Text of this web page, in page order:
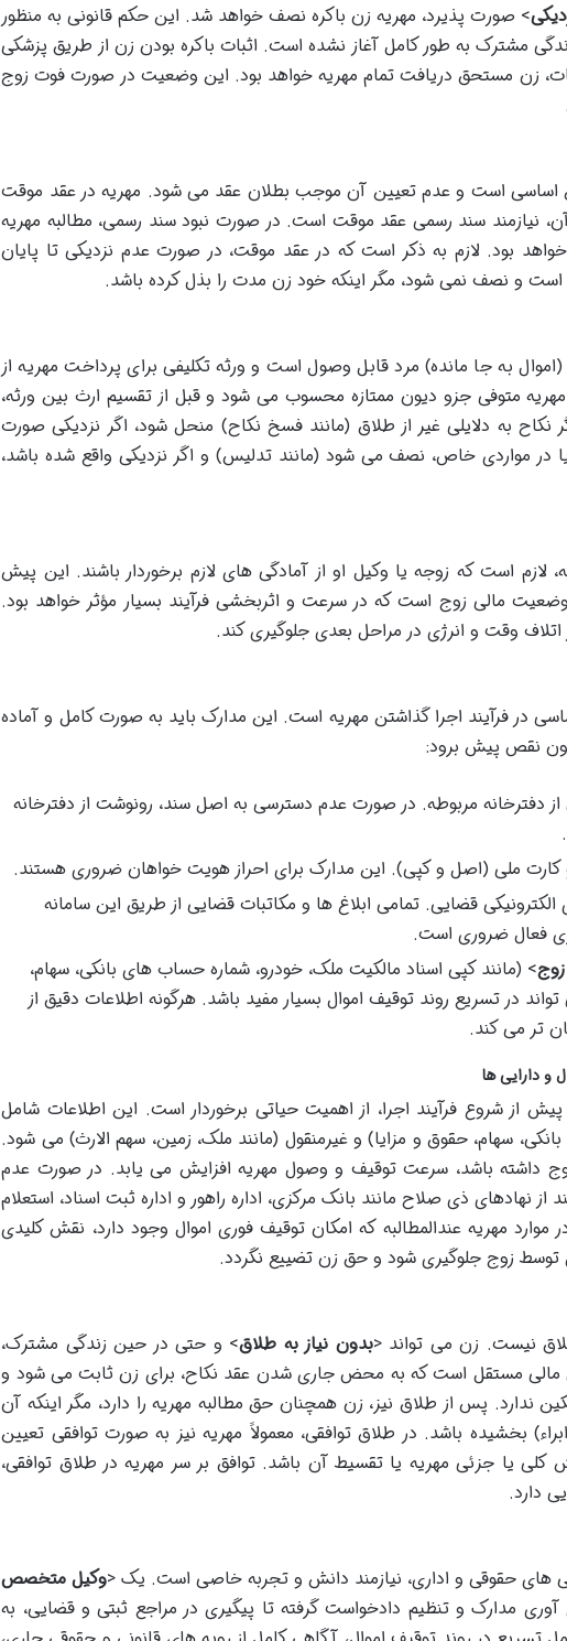
> صورت پذیرد، مهریه زن باکره نصف خواهد شد. این حکم قانونی به منظور
مشترک به طور کامل آغاز نشده است. اثبات باکره بودن زن از طریق پزشکی
زن مستحق دریافت تمام مهریه خواهد بود. این وضعیت در صورت فوت زوج
اساسی است و عدم تعیین آن موجب بطلان عقد می شود. مهریه در عقد موقت
آن، نیازمند سند رسمی عقد موقت است. در صورت نبود سند رسمی، مطالبه مهریه
خواهد بود. لازم به ذکر است که در عقد موقت، در صورت عدم نزدیکی تا پایان
و نصف نمی شود، مگر اینکه خود زن مدت را بذل کرده باشد.
به جا مانده) مرد قابل وصول است و ورثه تکلیفی برای پرداخت مهریه از
متوفی جزو دیون ممتازه محسوب می شود و قبل از تقسیم ارث بین ورثه،
نکاح به دلایلی غیر از طلاق (مانند فسخ نکاح) منحل شود، اگر نزدیکی صورت
در مواردی خاص، نصف می شود (مانند تدلیس) و اگر نزدیکی واقع شده باشد،
لازم است که زوجه یا وکیل او از آمادگی های لازم برخوردار باشند. این پیش
مالی زوج است که در سرعت و اثربخشی فرآیند بسیار مؤثر خواهد بود.
وقت و انرژی در مراحل بعدی جلوگیری کند.
در فرآیند اجرا گذاشتن مهریه است. این مدارک باید به صورت کامل و آماده
نقص پیش برود:
از دفترخانه مربوطه. در صورت عدم دسترسی به اصل سند، رونوشت از دفترخانه
کارت ملی (اصل و کپی). این مدارک برای احراز هویت خواهان ضروری هستند.
قضایی. تمامی ابلاغ ها و مکاتبات قضایی از طریق این سامانه
فعال ضروری است.
> (مانند کپی اسناد مالکیت ملک، خودرو، شماره حساب های بانکی، سهام،
در تسریع روند توقیف اموال بسیار مفید باشد. هرگونه اطلاعات دقیق از
تر می کند.
از شروع فرآیند اجرا، از اهمیت حیاتی برخوردار است. این اطلاعات شامل
سهام، حقوق و مزایا) و غیرمنقول (مانند ملک، زمین، سهم الارث) می شود.
داشته باشد، سرعت توقیف و وصول مهریه افزایش می یابد. در صورت عدم
نهادهای ذی صلاح مانند بانک مرکزی، اداره راهور و اداره ثبت اسناد، استعلام
موارد مهریه عندالمطالبه که امکان توقیف فوری اموال وجود دارد، نقش کلیدی
توسط زوج جلوگیری شود و حق زن تضییع نگردد.
نیست. زن می تواند <بدون نیاز به طلاق> و حتی در حین زندگی مشترک،
مالی مستقل است که به محض جاری شدن عقد نکاح، برای زن ثابت می شود و
ندارد. پس از طلاق نیز، زن همچنان حق مطالبه مهریه را دارد، مگر اینکه آن
بخشیده باشد. در طلاق توافقی، معمولاً مهریه نیز به صورت توافقی تعیین
یا جزئی مهریه یا تقسیط آن باشد. توافق بر سر مهریه در طلاق توافقی،
دارد.
های حقوقی و اداری، نیازمند دانش و تجربه خاصی است. یک <وکیل متخصص
مدارک و تنظیم دادخواست گرفته تا پیگیری در مراجع ثبتی و قضایی، به